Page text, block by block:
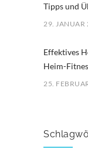
Tipps und
29. JANUAR
Effektives
Heim-
25.